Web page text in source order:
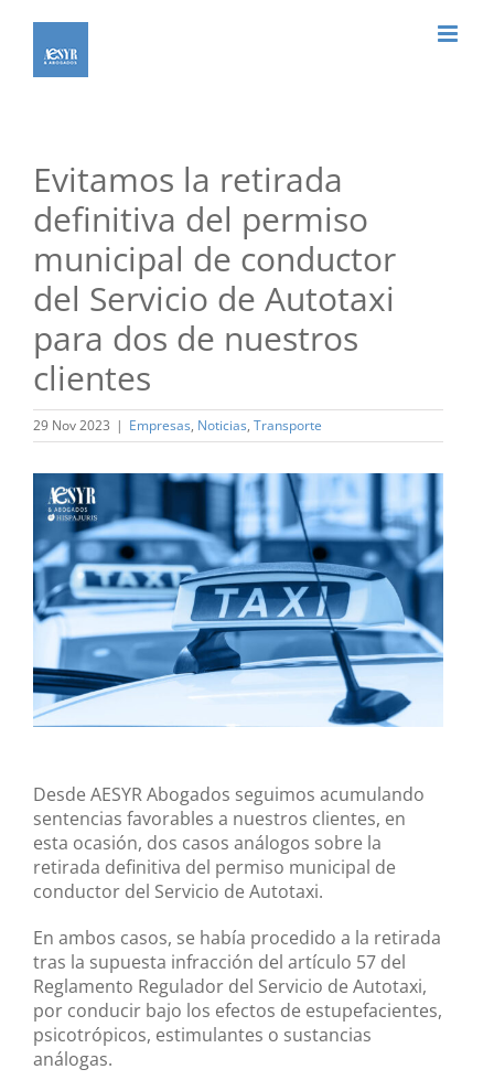
contenido
Evitamos la retirada
definitiva del permiso
municipal de conductor
del Servicio de Autotaxi
para dos de nuestros
clientes
29 Nov 2023 | Empresas, Noticias, Transporte
Ver
imagen
más
grande
Desde AESYR Abogados seguimos acumulando
sentencias favorables a nuestros clientes, en
esta ocasión, dos casos análogos sobre la
retirada definitiva del permiso municipal de
conductor del Servicio de Autotaxi.
En ambos casos, se había procedido a la retirada
tras la supuesta infracción del artículo 57 del
Reglamento Regulador del Servicio de Autotaxi,
por conducir bajo los efectos de estupefacientes,
psicotrópicos, estimulantes o sustancias
análogas.